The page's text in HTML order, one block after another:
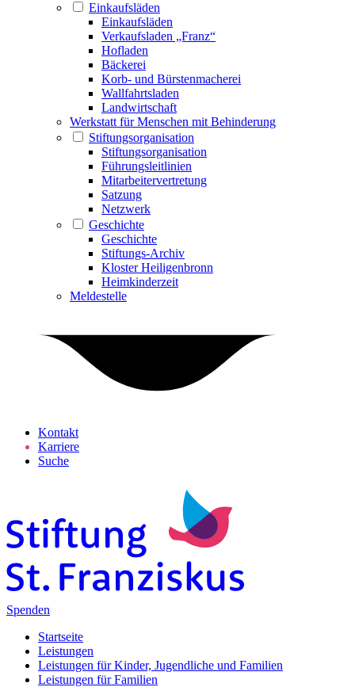
Einkaufsläden
Einkaufsläden
Verkaufsladen „Franz“
Hofladen
Bäckerei
Korb- und Bürstenmacherei
Wallfahrtsladen
Landwirtschaft
Werkstatt für Menschen mit Behinderung
Stiftungsorganisation
Stiftungsorganisation
Führungsleitlinien
Mitarbeitervertretung
Satzung
Netzwerk
Geschichte
Geschichte
Stiftungs-Archiv
Kloster Heiligenbronn
Heimkinderzeit
Meldestelle
Kontakt
Karriere
Suche
Spenden
Startseite
Leistungen
Leistungen für Kinder, Jugendliche und Familien
Leistungen für Familien